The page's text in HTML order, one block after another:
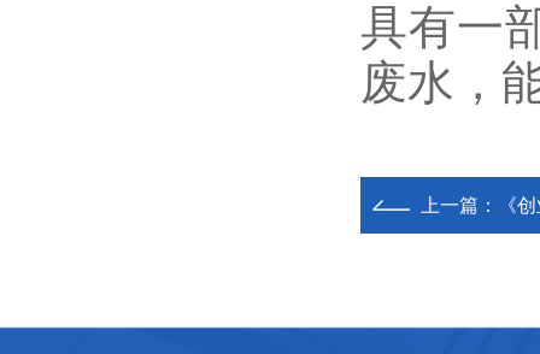
具有一
废水，
上一篇： 《